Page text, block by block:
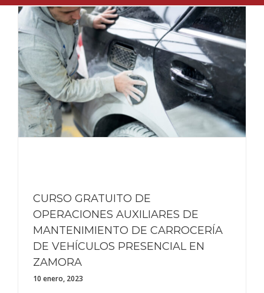
CURSO GRATUITO DE
OPERACIONES AUXILIARES DE
MANTENIMIENTO DE CARROCERÍA
DE VEHÍCULOS PRESENCIAL EN
ZAMORA
10 enero, 2023